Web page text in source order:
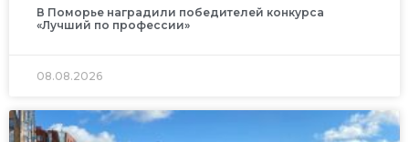
В Поморье наградили победителей конкурса
«Лучший по профессии»
08.08.2026